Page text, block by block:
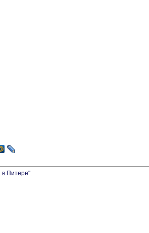
Питере".